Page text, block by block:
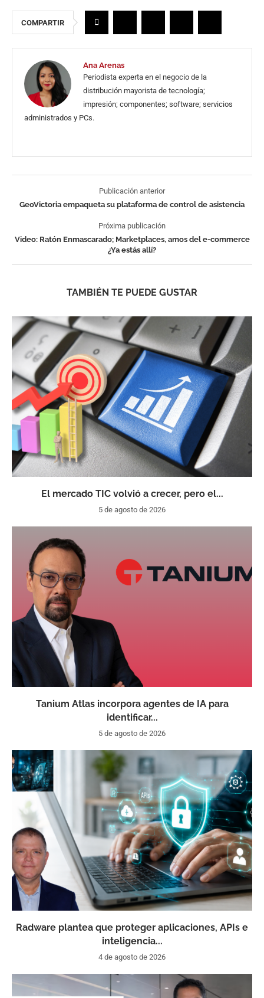
COMPARTIR
Ana Arenas
Periodista experta en el negocio de la
distribución mayorista de tecnología;
impresión; componentes; software; servicios
administrados y PCs.
Publicación anterior
GeoVictoria empaqueta su plataforma de control de asistencia
Próxima publicación
Video: Ratón Enmascarado; Marketplaces, amos del e-commerce
¿Ya estás allí?
TAMBIÉN TE PUEDE GUSTAR
El mercado TIC volvió a crecer, pero el...
5 de agosto de 2026
Tanium Atlas incorpora agentes de IA para
identificar...
5 de agosto de 2026
Radware plantea que proteger aplicaciones, APIs e
inteligencia...
4 de agosto de 2026